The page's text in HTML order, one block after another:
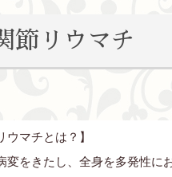
節リウマチ
ウマチとは？】
変をきたし、全身を多発性に